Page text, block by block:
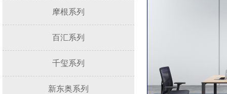
摩根系列
百汇系列
千玺系列
新东奥系列